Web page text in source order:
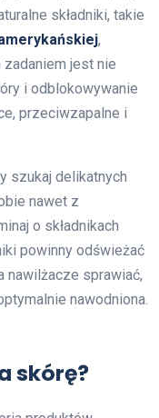
składniki, takie
,
zadaniem jest nie
i odblokowywanie
przeciwzapalne i
szukaj delikatnych
nawet z
o składnikach
powinny odświeżać
nawilżacze sprawiać,
nawodniona.
skórę?